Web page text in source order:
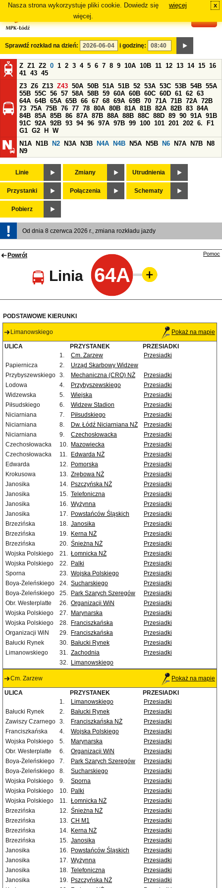
Nasza strona wykorzystuje pliki cookie. Dowiedz się
więcej.
więcej x
Sprawdź rozkład na dzień: i godzinę:
Z Z1 Z2 0 1 2 3 4 5 6 7 8 9 10A 10B 11 12 13 14 15 16
41 43 45
Z3 Z6 Z13 Z43 50A 50B 51A 51B 52 53A 53C 53B 54B 55A
55B 55C 56 57 58A 58B 59 60A 60B 60C 60D 61 62 63
64A 64B 65A 65B 66 67 68 69A 69B 70 71A 71B 72A 72B
73 75A 75B 76 77 78 80A 80B 81A 81B 82A 82B 83 84A
84B 85A 85B 86 87A 87B 88A 88B 88C 88D 89 90 91A 91B
91C 92A 92B 93 94 96 97A 97B 99 100 101 201 202 6.
F1
G1 G2 H
W
N1A
N1B N2 N3A N3B N4A N4B N5A N5B N6 N7A N7B
N8
N9
Linie Zmiany Utrudnienia
Przystanki Połączenia Schematy
Pobierz
Od dnia 8 czerwca 2026 r., zmiana rozkładu jazdy
Powrót
Linia 64A
Pomoc
PODSTAWOWE KIERUNKI
Limanowskiego Pokaż na mapie
ULICA PRZYSTANEK
PRZESIADKI
1.
Cm. Zarzew
Przesiadki
Papiernicza
2.
Urząd Skarbowy Widzew
Przybyszewskiego 3. Mechaniczna (CRO) NŻ
Przesiadki
Lodowa
4. Przybyszewskiego
Przesiadki
Widzewska
5. Wiejska
Przesiadki
Piłsudskiego
6. Widzew Stadion
Przesiadki
Niciarniana
7. Piłsudskiego
Przesiadki
Niciarniana
8. Dw. Łódź Niciarniana NŻ
Przesiadki
Niciarniana
9. Czechosłowacka
Przesiadki
Czechosłowacka
10. Mazowiecka
Przesiadki
Czechosłowacka
11. Edwarda NŻ
Przesiadki
Edwarda
12. Pomorska
Przesiadki
Krokusowa
13. Zrębowa NŻ
Przesiadki
Janosika
14. Pszczyńska NŻ
Przesiadki
Janosika
15. Telefoniczna
Przesiadki
Janosika
16. Wyżynna
Przesiadki
Janosika
17. Powstańców Śląskich
Przesiadki
Brzezińska
18. Janosika
Przesiadki
Brzezińska
19. Kerna NŻ
Przesiadki
Brzezińska
20. Śnieżna NŻ
Przesiadki
Wojska Polskiego
21. Łomnicka NŻ
Przesiadki
Wojska Polskiego
22. Palki
Przesiadki
Sporna
23. Wojska Polskiego
Przesiadki
Boya-Żeleńskiego
24. Sucharskiego
Przesiadki
Boya-Żeleńskiego
25. Park Szarych Szeregów
Przesiadki
Obr. Westerplatte
26. Organizacji WiN
Przesiadki
Wojska Polskiego
27. Marynarska
Przesiadki
Wojska Polskiego
28. Franciszkańska
Przesiadki
Organizacji WiN
29. Franciszkańska
Przesiadki
Bałucki Rynek
30. Bałucki Rynek
Przesiadki
Limanowskiego
31. Zachodnia
Przesiadki
32. Limanowskiego
Cm. Zarzew Pokaż na mapie
ULICA PRZYSTANEK
PRZESIADKI
1.
Limanowskiego
Przesiadki
Bałucki Rynek
2. Bałucki Rynek
Przesiadki
Zawiszy Czarnego 3. Franciszkańska NŻ
Przesiadki
Franciszkańska
4. Wojska Polskiego
Przesiadki
Wojska Polskiego
5. Marynarska
Przesiadki
Obr. Westerplatte
6. Organizacji WiN
Przesiadki
Boya-Żeleńskiego
7. Park Szarych Szeregów
Przesiadki
Boya-Żeleńskiego
8. Sucharskiego
Przesiadki
Wojska Polskiego
9. Sporna
Przesiadki
Wojska Polskiego
10. Palki
Przesiadki
Wojska Polskiego
11. Łomnicka NŻ
Przesiadki
Brzezińska
12. Śnieżna NŻ
Przesiadki
Brzezińska
13. CH M1
Przesiadki
Brzezińska
14. Kerna NŻ
Przesiadki
Brzezińska
15. Janosika
Przesiadki
Janosika
16. Powstańców Śląskich
Przesiadki
Janosika
17. Wyżynna
Przesiadki
Janosika
18. Telefoniczna
Przesiadki
Janosika
19. Pszczyńska NŻ
Przesiadki